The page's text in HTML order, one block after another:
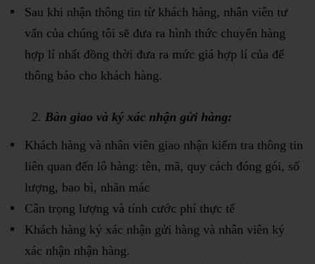
Sau khi nhận thông tin từ khách hàng, nhân viên tư
vấn của chúng tôi sẽ đưa ra hình thức chuyển hàng
hợp lí nhất đồng thời đưa ra mức giá hợp lí của để
thông báo cho khách hàng.
2. Bàn giao và ký xác nhận gửi hàng:
Khách hàng và nhân viên giao nhận kiểm tra thông tin
liên quan đến lô hàng: tên, mã, quy cách đóng gói, số
lượng, bao bì, nhãn mác
Cân trọng lượng và tính cước phí thực tế
Khách hàng ký xác nhận gửi hàng và nhân viên ký
xác nhận nhận hàng.